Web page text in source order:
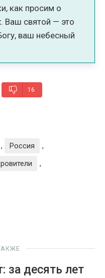
как просим о
Ваш святой — это
ваш небесный
16
, Россия
,
,
за десять лет